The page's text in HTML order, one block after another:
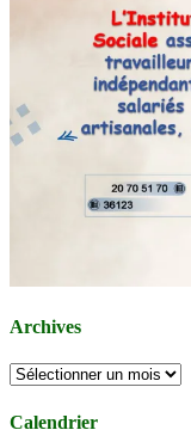
Archives
Archives
Calendrier